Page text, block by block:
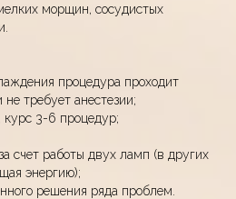
морщин, сосудистых
процедура проходит
требует анестезии;
3-6 процедур;
счет работы двух ламп (в других
энергию);
решения ряда проблем.